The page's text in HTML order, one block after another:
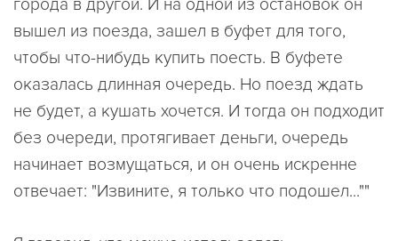
города в другой. И на одной из остановок он
вышел из поезда, зашел в буфет для того,
чтобы что-нибудь купить поесть. В буфете
оказалась длинная очередь. Но поезд ждать
не будет, а кушать хочется. И тогда он подходит
без очереди, протягивает деньги, очередь
начинает возмущаться, и он очень искренне
отвечает: "Извините, я только что подошел...""